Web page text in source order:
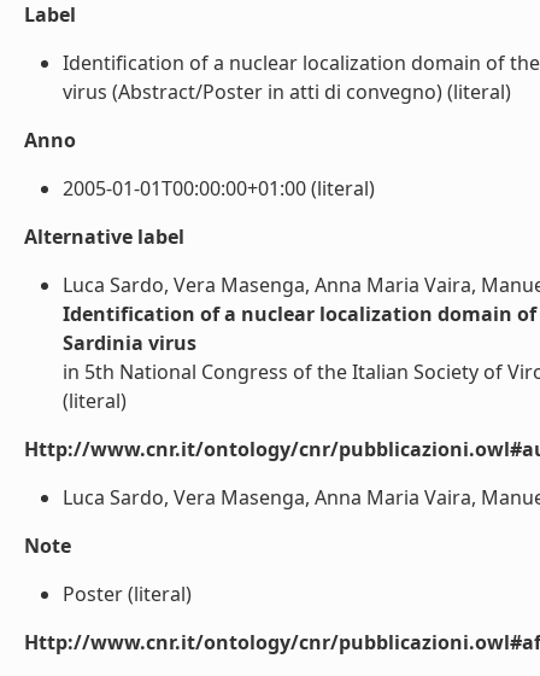
Label
Identification of a nuclear localization domain of
virus (Abstract/Poster in atti di convegno) (literal)
Anno
2005-01-01T00:00:00+01:00 (literal)
Alternative label
Luca Sardo, Vera Masenga, Anna Maria Vaira,
Identification of a nuclear localization domain
Sardinia virus
in 5th National Congress of the Italian Society of
(literal)
Http://www.cnr.it/ontology/cnr/
Luca Sardo, Vera Masenga, Anna Maria Vaira,
Note
Poster (literal)
Http://www.cnr.it/ontology/cnr/